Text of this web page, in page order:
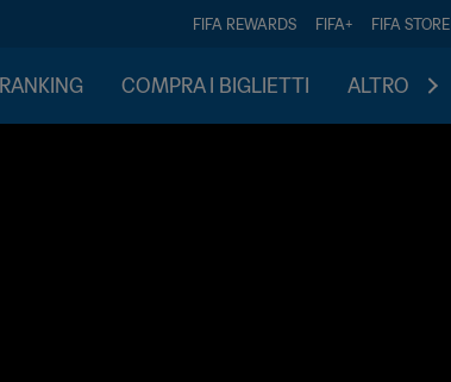
FIFA REWARDS FIFA+ FIFA STORE
I RANKING COMPRA I BIGLIETTI ALTRO